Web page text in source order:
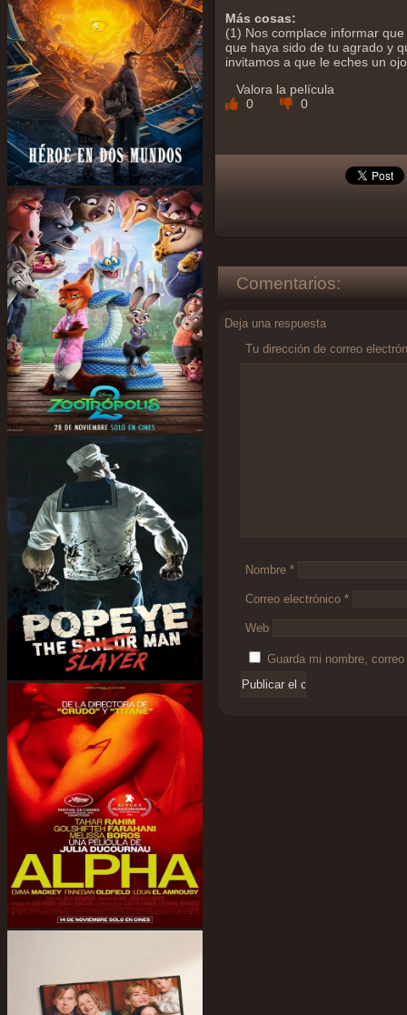
Más cosas:
(1) Nos complace informar
que haya sido de tu agrado y
invitamos a que le eches un
Valora la película
0
0
Comentarios:
Deja una respuesta
Tu dirección de correo
Nombre *
Correo electrónico *
Web
Guarda mi nombre,